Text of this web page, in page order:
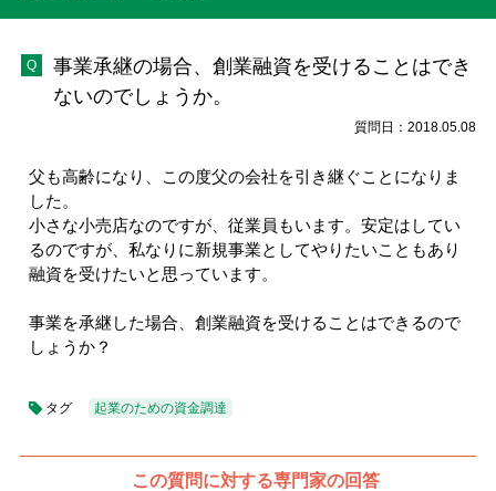
事業承継の場合、創業融資を受けることはでき
ないのでしょうか。
質問日：2018.05.08
父も高齢になり、この度父の会社を引き継ぐことになりま
した。
小さな小売店なのですが、従業員もいます。安定はしてい
るのですが、私なりに新規事業としてやりたいこともあり
融資を受けたいと思っています。
事業を承継した場合、創業融資を受けることはできるので
しょうか？
タグ 起業のための資金調達
この質問に対する専門家の回答